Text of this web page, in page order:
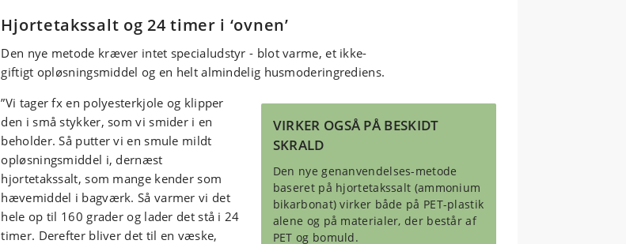
Hjortetakssalt og 24 timer i ‘ovnen’
Den nye metode kræver intet specialudstyr - blot varme, et ikke-
giftigt opløsningsmiddel og en helt almindelig husmoderingrediens.
VIRKER OGSÅ PÅ BESKIDT
SKRALD
Den nye genanvendelses-metode
baseret på hjortetakssalt (ammonium
bikarbonat) virker både på PET-plastik
alene og på materialer, der består af
PET og bomuld.
”Vi tager fx en polyesterkjole og klipper
den i små stykker, som vi smider i en
beholder. Så putter vi en smule mildt
opløsningsmiddel i, dernæst
hjortetakssalt, som mange kender som
hævemiddel i bagværk. Så varmer vi det
hele op til 160 grader og lader det stå i 24
timer. Derefter bliver det til en væske,